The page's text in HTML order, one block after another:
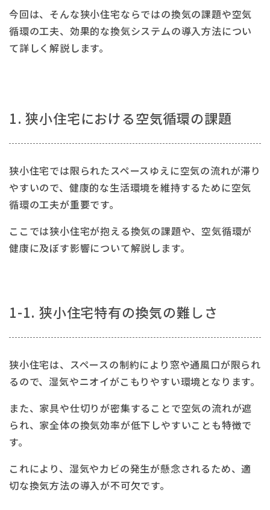
今回は、そんな狭小住宅ならではの換気の課題や空気
循環の工夫、効果的な換気システムの導入方法につい
て詳しく解説します。
1. 狭小住宅における空気循環の課題
狭小住宅では限られたスペースゆえに空気の流れが滞り
やすいので、健康的な生活環境を維持するために空気
循環の工夫が重要です。
ここでは狭小住宅が抱える換気の課題や、空気循環が
健康に及ぼす影響について解説します。
1-1. 狭小住宅特有の換気の難しさ
狭小住宅は、スペースの制約により窓や通風口が限られ
るので、湿気やニオイがこもりやすい環境となります。
また、家具や仕切りが密集することで空気の流れが遮
られ、家全体の換気効率が低下しやすいことも特徴で
す。
これにより、湿気やカビの発生が懸念されるため、適
切な換気方法の導入が不可欠です。